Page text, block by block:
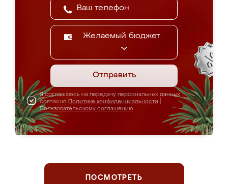
Желаемый бюджет
Отправить
Я соглашаюсь на передачу персональных данных
согласно Политике конфиденциальности
Пользовательскому соглашению
ПОСМОТРЕТЬ